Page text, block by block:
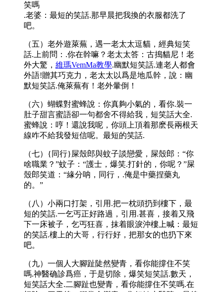
笑嗎
.老婆：最短的笑話.那早晨把我換的衣服都洗了
吧。
（五）老外遊萊蕪，遇一老太太逗貓，經典短笑
話.上前問：.你在幹嘛？老太太答：古搗貓尼！老
外大驚， 維瑪VemMa教學.幽默短笑話.連老人都會
外語!贈其巧克力，老太太以爲是地瓜幹，說：幽
默短笑話.俺萊蕪有！老外暈倒！
（六）蝴蝶對蜜蜂說：你真夠小氣的，看你.裝一
肚子甜言蜜語卻一句都舍不得給我，短笑話大全.
蜜蜂說：哼！還說我呢，你頭上頂着那麽長兩根天
線咋不給我發短信呢。最短的笑話.
（七）{同行}屎殼郎與蚊子談戀愛，屎殼郎：“你
啥職業？”蚊子：“護士，爆笑.打針的，你呢？”屎
殼郎笑道：“緣分呐，同行，.俺是中藥捏藥丸
的。”
（八）小兩口打架，引用.把一枕頭扔到樓下，最
短的笑話.一乞丐正好路過，引用.甚喜，接着又飛
下一床被子，乞丐狂喜，抹着眼淚沖樓上喊：最短
的笑話.樓上的大哥，行行好，把那女的也扔下來
吧。
（九）一個人大腳趾陡然變青，看你能撐住不笑
嗎.神醫确診爲癌，于是切除，爆笑短笑話.數天，
短笑話大全.二腳趾也變青，看你能撐住不笑嗎.在